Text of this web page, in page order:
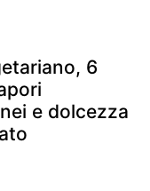
6
e dolcezza